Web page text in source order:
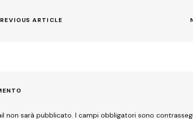
ARTICLE
non sarà pubblicato. I campi obbligatori sono